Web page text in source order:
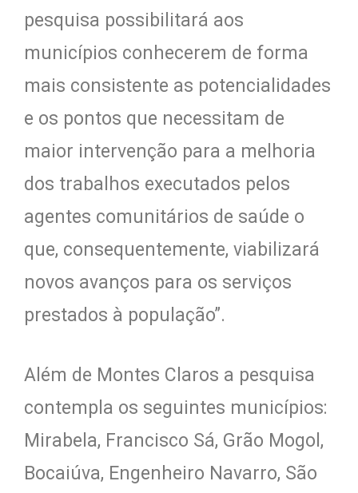
pesquisa possibilitará aos
municípios conhecerem de forma
mais consistente as potencialidades
e os pontos que necessitam de
maior intervenção para a melhoria
dos trabalhos executados pelos
agentes comunitários de saúde o
que, consequentemente, viabilizará
novos avanços para os serviços
prestados à população”.
Além de Montes Claros a pesquisa
contempla os seguintes municípios:
Mirabela, Francisco Sá, Grão Mogol,
Bocaiúva, Engenheiro Navarro, São